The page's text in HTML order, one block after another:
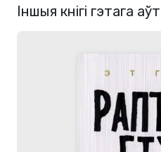
Іншыя кнігі гэтага